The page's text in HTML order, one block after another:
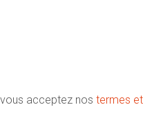
acceptez nostermes